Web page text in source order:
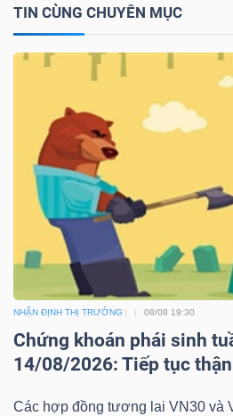
TIN CÙNG CHUYÊN MỤC
NHẬN ĐỊNH THỊ TRƯỜNG 08/08 19:30
Chứng khoán phái sinh
14/08/2026: Tiếp tục
Các hợp đồng tương lai VN30 và